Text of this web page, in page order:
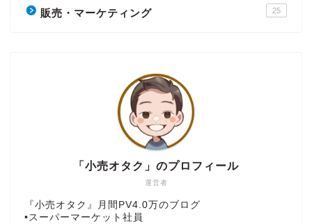
販売・マーケティング 25
運営者
「小売オタク」のプロフィール
『小売オタク』月間PV4.0万のブログ
•スーパーマーケット社員